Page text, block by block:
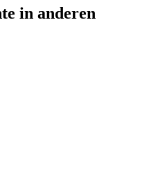
in anderen